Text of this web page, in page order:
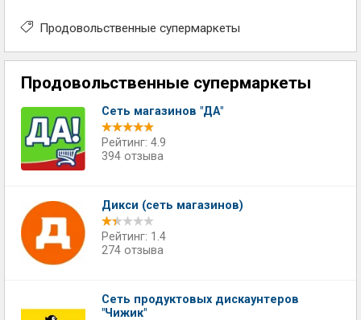
Продовольственные супермаркеты
Продовольственные супермаркеты
Сеть магазинов "ДА"
Рейтинг: 4.9
394 отзыва
Дикси (сеть магазинов)
Рейтинг: 1.4
274 отзыва
Сеть продуктовых дискаунтеров
"Чижик"